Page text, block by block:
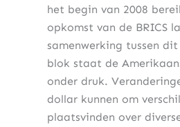
het begin van 2008
opkomst van de BRICS
samenwerking tussen
blok staat de
onder druk.
dollar kunnen om
plaatsvinden over